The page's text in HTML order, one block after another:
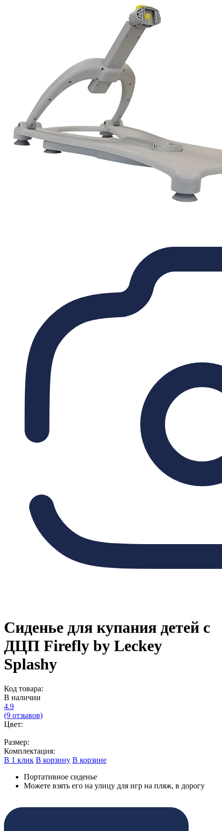
Сиденье для купания детей с
ДЦП Firefly by Leckey
Splashy
Код товара:
В наличии
4.9
(9 отзывов)
Цвет:
Размер:
Комплектация:
В 1 клик В корзину В корзине
Портативное сиденье
Можете взять его на улицу для игр на пляж, в дорогу